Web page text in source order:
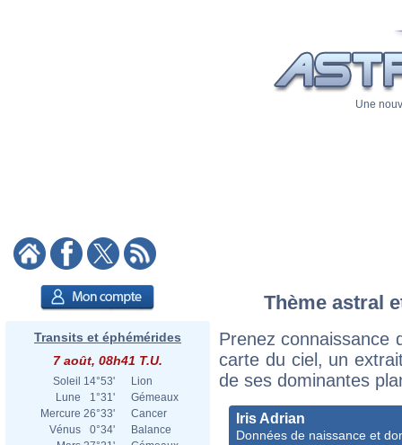
Une
Transits et éphémérides
7 août, 08h41 T.U.
Soleil 14°53'
Lion
Lune
1°31'
Gémeaux
Mercure 26°33'
Cancer
Vénus
0°34'
Balance
Thème astral
Prenez connaissance
carte du ciel, un
de ses dominantes
Iris Adrian
Données de naissance et